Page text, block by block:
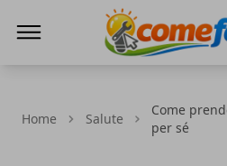
Home Salute
Come
per sé